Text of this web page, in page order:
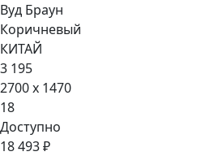
Вуд Браун
Коричневый
КИТАЙ
3 195
2700 x 1470
18
Доступно
18 493 ₽